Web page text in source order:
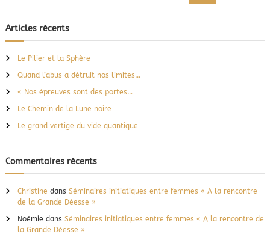
g
a
t
i
n
h
e
c
h
e
:
c
Articles récents
Le Pilier et la Sphère
Quand l’abus a détruit nos limites…
« Nos épreuves sont des portes…
Le Chemin de la Lune noire
Le grand vertige du vide quantique
Commentaires récents
Christine dans Séminaires initiatiques entre femmes « A la rencontre
de la Grande Déesse »
Noémie dans Séminaires initiatiques entre femmes « A la rencontre de
la Grande Déesse »